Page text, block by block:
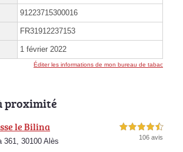
91223715300016
FR31912237153
1 février 2022
Éditer les informations de mon bureau de tabac
proximité
le Bilina
361, 30100 Alès
4,5 étoiles sur 5
106 avis